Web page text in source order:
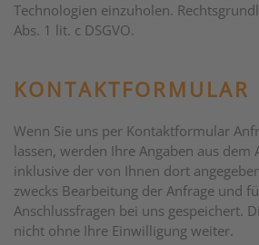
Technologien einzuholen.
Abs. 1 lit. c DSGVO.
KONTAKTFORMULAR
Wenn Sie uns per Kontaktformular
lassen, werden Ihre Angaben aus
inklusive der von Ihnen dort
zwecks Bearbeitung der Anfrage und
Anschlussfragen bei uns gespeichert.
nicht ohne Ihre Einwilligung weiter.